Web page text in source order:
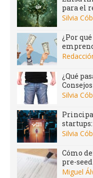
para el
Silvia
¿Por
¿Qué
Silvia
startups:
Silvia
Cómo
pre-
Miguel